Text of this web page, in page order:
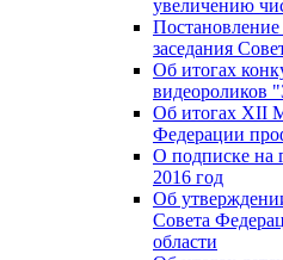
увеличению
заседания
Об итогах
видеороликов
Об итогах XII
Федерации
О подписке на
2016 год
Об
Совета
области